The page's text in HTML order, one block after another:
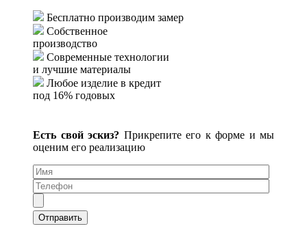
Бесплатно производим замер
Собственное
производство
Современные технологии
и лучшие материалы
Любое изделие в кредит
под 16% годовых
Есть свой эскиз? Прикрепите его к форме и мы
оценим его реализацию